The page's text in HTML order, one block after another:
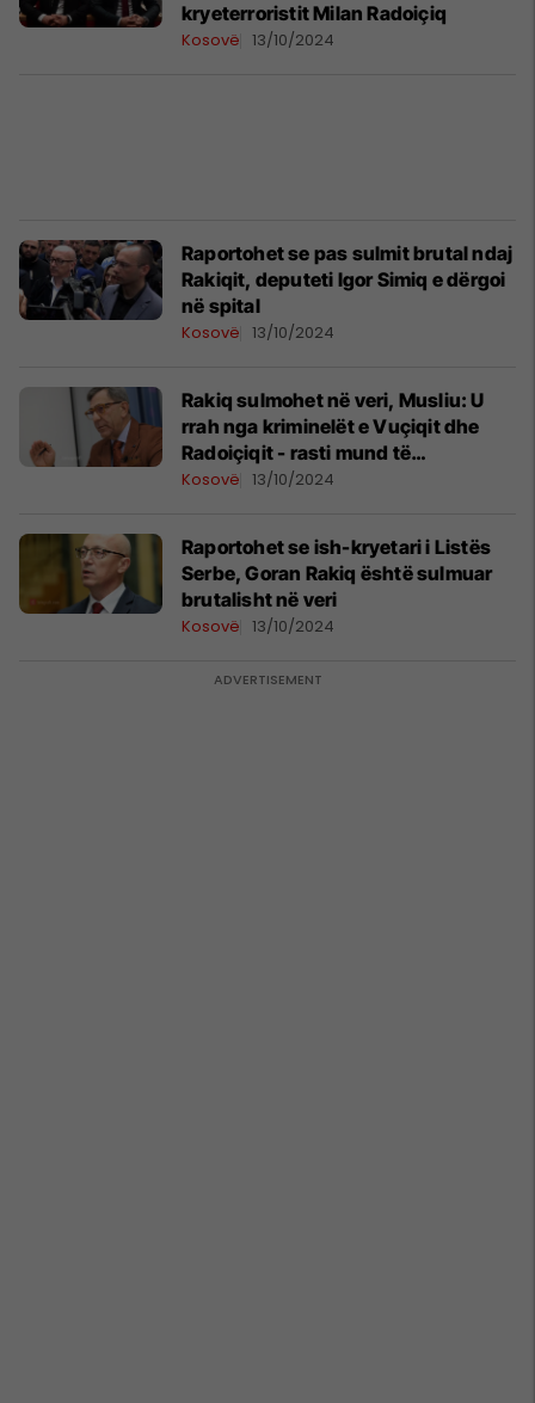
kryeterroristit Milan Radoiçiq
Kosovë 13/10/2024
Raportohet se pas sulmit brutal ndaj
Rakiqit, deputeti ​Igor Simiq e dërgoi
në spital
Kosovë 13/10/2024
Rakiq sulmohet në veri, Musliu: U
rrah nga kriminelët e Vuçiqit dhe
Radoiçiqit - rasti mund të
manipulohet
Kosovë 13/10/2024
Raportohet se ish-kryetari i Listës
Serbe, Goran Rakiq është sulmuar
brutalisht në veri
Kosovë 13/10/2024